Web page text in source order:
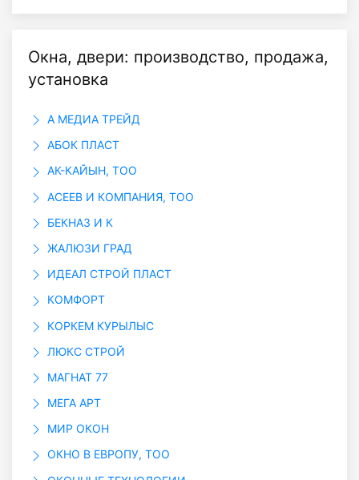
Окна, двери: производство, продажа,
установка
А МЕДИА ТРЕЙД
АБОК ПЛАСТ
АК-КАЙЫН, ТОО
АСЕЕВ И КОМПАНИЯ, ТОО
БЕКНАЗ И К
ЖАЛЮЗИ ГРАД
ИДЕАЛ СТРОЙ ПЛАСТ
КОМФОРТ
КОРКЕМ КУРЫЛЫС
ЛЮКС СТРОЙ
МАГНАТ 77
МЕГА АРТ
МИР ОКОН
ОКНО В ЕВРОПУ, ТОО